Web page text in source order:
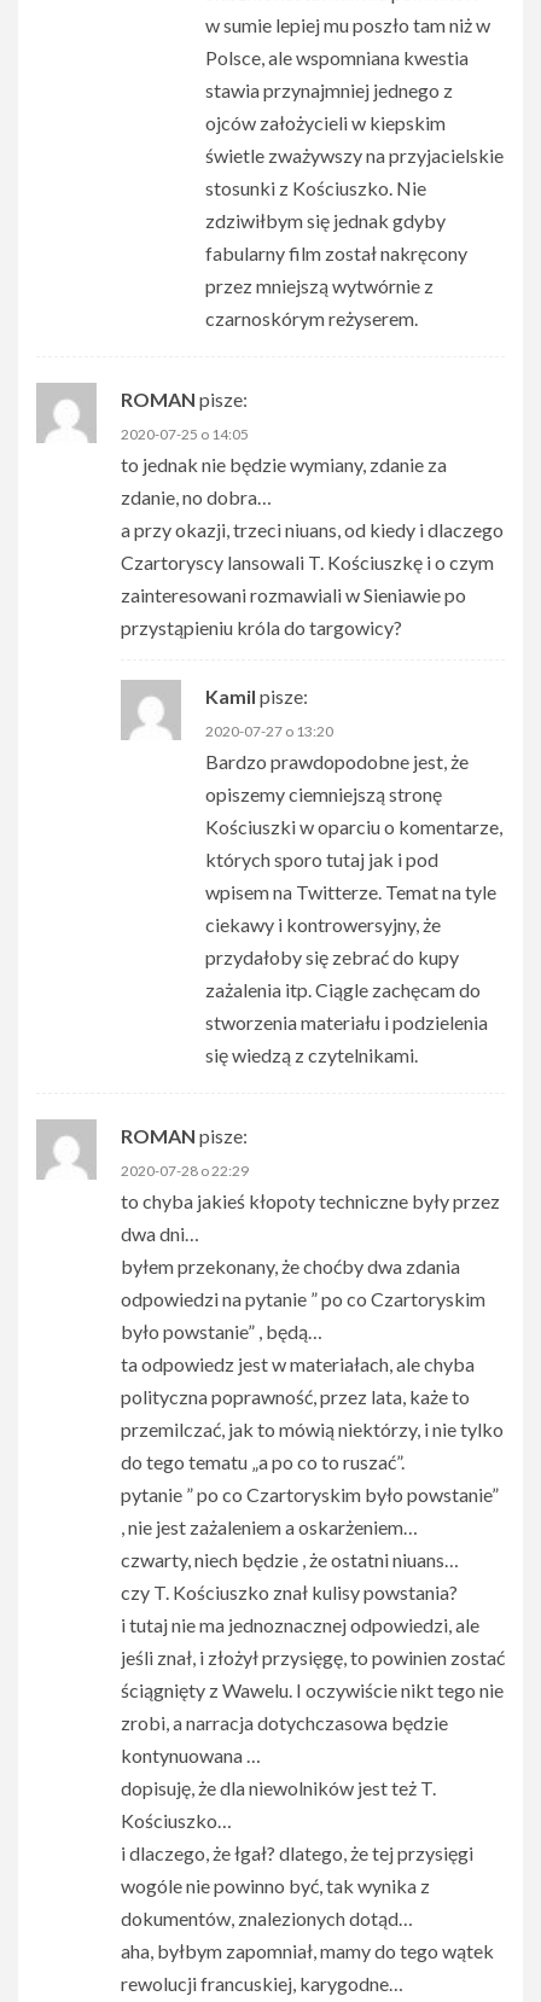
w sumie lepiej mu poszło tam niż w
Polsce, ale wspomniana kwestia
stawia przynajmniej jednego z
ojców założycieli w kiepskim
świetle zważywszy na przyjacielskie
stosunki z Kościuszko. Nie
zdziwiłbym się jednak gdyby
fabularny film został nakręcony
przez mniejszą wytwórnie z
czarnoskórym reżyserem.
ROMAN pisze:
2020-07-25 o 14:05
to jednak nie będzie wymiany, zdanie za
zdanie, no dobra…
a przy okazji, trzeci niuans, od kiedy i dlaczego
Czartoryscy lansowali T. Kościuszkę i o czym
zainteresowani rozmawiali w Sieniawie po
przystąpieniu króla do targowicy?
Kamil pisze:
2020-07-27 o 13:20
Bardzo prawdopodobne jest, że
opiszemy ciemniejszą stronę
Kościuszki w oparciu o komentarze,
których sporo tutaj jak i pod
wpisem na Twitterze. Temat na tyle
ciekawy i kontrowersyjny, że
przydałoby się zebrać do kupy
zażalenia itp. Ciągle zachęcam do
stworzenia materiału i podzielenia
się wiedzą z czytelnikami.
ROMAN pisze:
2020-07-28 o 22:29
to chyba jakieś kłopoty techniczne były przez
dwa dni…
byłem przekonany, że choćby dwa zdania
odpowiedzi na pytanie ” po co Czartoryskim
było powstanie” , będą…
ta odpowiedz jest w materiałach, ale chyba
polityczna poprawność, przez lata, każe to
przemilczać, jak to mówią niektórzy, i nie tylko
do tego tematu „a po co to ruszać”.
pytanie ” po co Czartoryskim było powstanie”
, nie jest zażaleniem a oskarżeniem…
czwarty, niech będzie , że ostatni niuans…
czy T. Kościuszko znał kulisy powstania?
i tutaj nie ma jednoznacznej odpowiedzi, ale
jeśli znał, i złożył przysięgę, to powinien zostać
ściągnięty z Wawelu. I oczywiście nikt tego nie
zrobi, a narracja dotychczasowa będzie
kontynuowana …
dopisuję, że dla niewolników jest też T.
Kościuszko…
i dlaczego, że łgał? dlatego, że tej przysięgi
wogóle nie powinno być, tak wynika z
dokumentów, znalezionych dotąd…
aha, byłbym zapomniał, mamy do tego wątek
rewolucji francuskiej, karygodne…